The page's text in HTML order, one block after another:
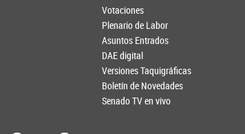
Votaciones
Plenario de Labor
Asuntos Entrados
DAE digital
Versiones Taquigráficas
Boletín de Novedades
Senado TV en vivo